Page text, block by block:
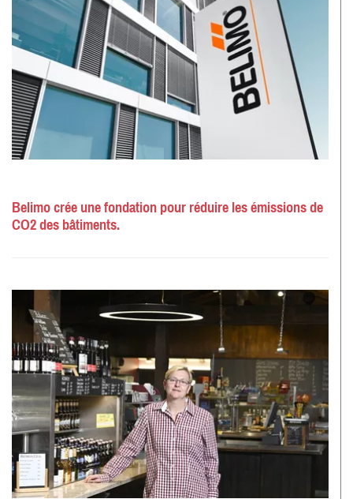
Belimo crée une fondation pour réduire les émissions de
CO2 des bâtiments.